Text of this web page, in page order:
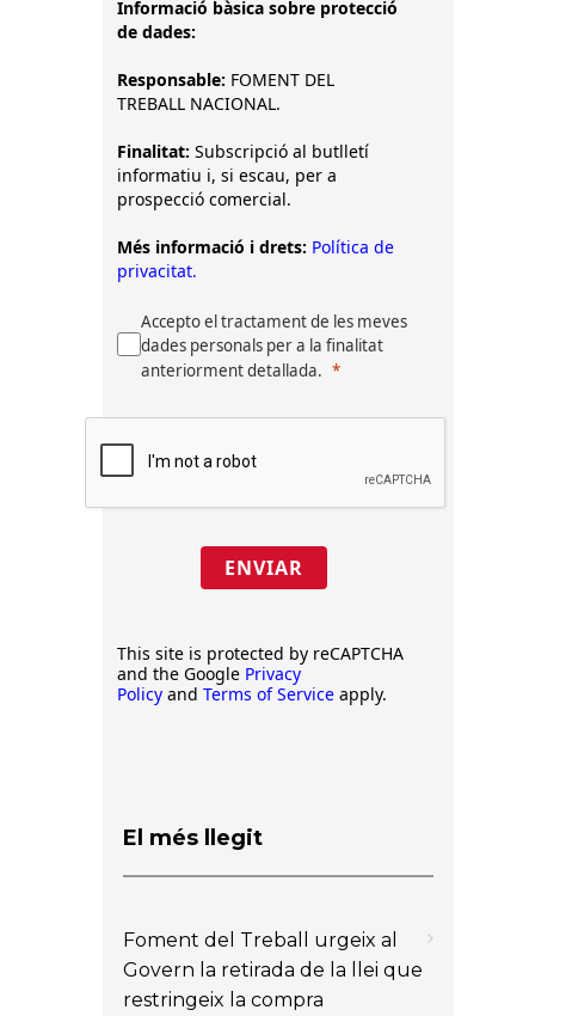
Informació bàsica sobre protecció
de dades:
Responsable: FOMENT DEL
TREBALL NACIONAL.
Finalitat: Subscripció al butlletí
informatiu i, si escau, per a
prospecció comercial.
Més informació i drets: Política de
privacitat.
Accepto el tractament de les meves
dades personals per a la finalitat
anteriorment detallada.
ENVIAR
This site is protected by reCAPTCHA
and the Google Privacy
Policy and Terms of Service apply.
El més llegit
Foment del Treball urgeix al
Govern la retirada de la llei que
restringeix la compra